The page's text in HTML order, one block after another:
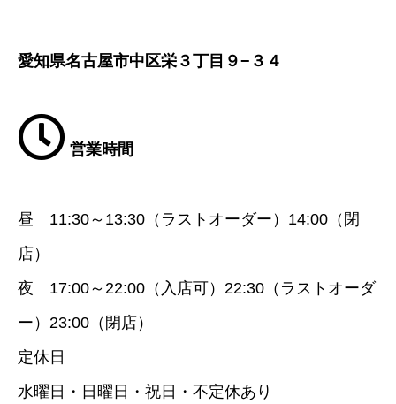
愛知県名古屋市中区栄３丁目９−３４
営業時間
昼 11:30～13:30（ラストオーダー）14:00（閉
店）
夜 17:00～22:00（入店可）22:30（ラストオーダ
ー）23:00（閉店）
定休日
水曜日・日曜日・祝日・不定休あり